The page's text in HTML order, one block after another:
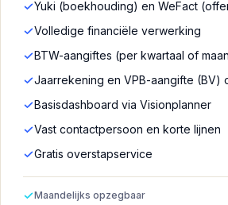
Yuki (boekhouding) en WeFact
Volledige financiële verwerking
BTW-aangiftes (per kwartaal of
Jaarrekening en VPB-aangifte (BV)
Basisdashboard via Visionplanner
Vast contactpersoon en korte lijnen
Gratis overstapservice
Maandelijks opzegbaar